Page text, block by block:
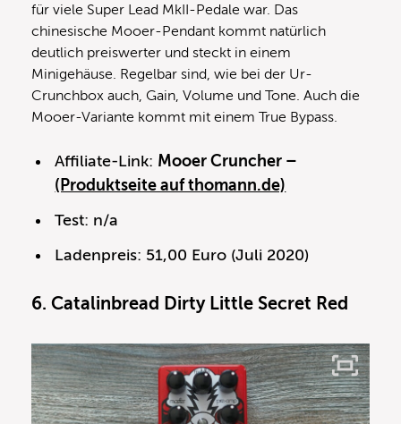
für viele Super Lead MkII-Pedale war. Das
chinesische Mooer-Pendant kommt natürlich
deutlich preiswerter und steckt in einem
Minigehäuse. Regelbar sind, wie bei der Ur-
Crunchbox auch, Gain, Volume und Tone. Auch die
Mooer-Variante kommt mit einem True Bypass.
Affiliate-Link: Mooer Cruncher –
(Produktseite auf thomann.de)
Test: n/a
Ladenpreis: 51,00 Euro (Juli 2020)
6. Catalinbread Dirty Little Secret Red